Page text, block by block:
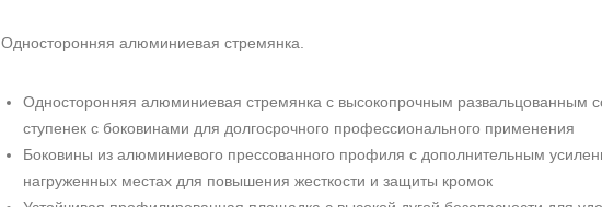
Односторонняя алюминиевая стремянка.
Односторонняя алюминиевая стремянка с высокопрочным развальцованным
ступенек с боковинами для долгосрочного профессионального применения
Боковины из алюминиевого прессованного профиля с дополнительным
нагруженных местах для повышения жесткости и защиты кромок